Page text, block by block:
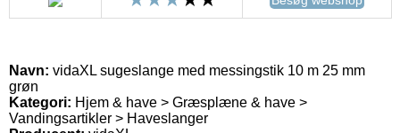
Navn: vidaXL sugeslange med messingstik 10 m 25 mm
grøn
Kategori: Hjem & have > Græsplæne & have >
Vandingsartikler > Haveslanger